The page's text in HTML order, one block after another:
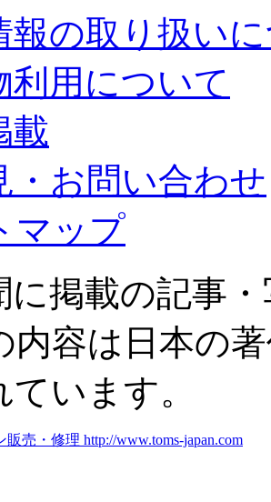
報の取り扱い
利用について
載
・お問い合わせ
マップ
に掲載の記事
内容は日本の
います。
販売・修理 http://www.toms-japan.com